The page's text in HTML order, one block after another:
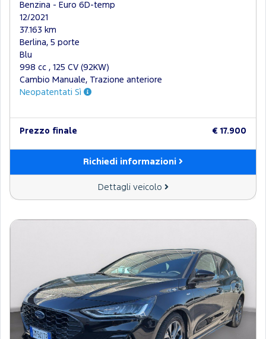
Benzina - Euro 6D-temp
12/2021
37.163 km
Berlina, 5 porte
Blu
998 cc , 125 CV (92KW)
Cambio Manuale, Trazione anteriore
Neopatentati Sì
Prezzo finale € 17.900
Richiedi informazioni
Dettagli veicolo